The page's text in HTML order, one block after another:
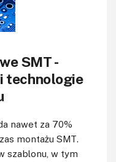
SMT -
technologie
nawet za 70%
montażu SMT.
szablonu, w tym